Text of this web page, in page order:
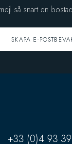
så snart en
SKAPA E-
+33 (0)4 93